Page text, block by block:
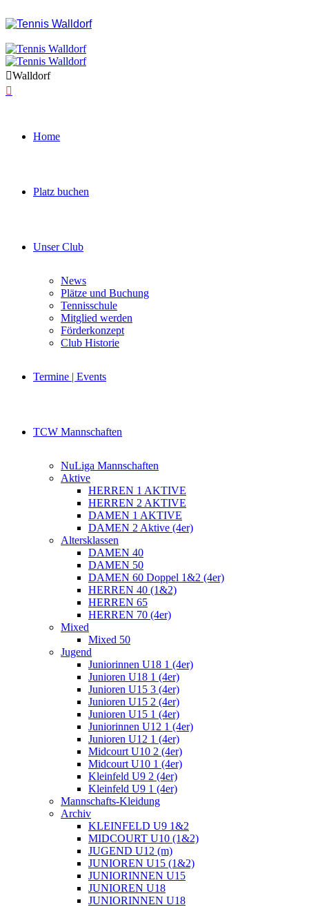
Walldorf
Home
Platz buchen
Unser Club
News
Plätze und Buchung
Tennisschule
Mitglied werden
Förderkonzept
Club Historie
Termine | Events
TCW Mannschaften
NuLiga Mannschaften
Aktive
HERREN 1 AKTIVE
HERREN 2 AKTIVE
DAMEN 1 AKTIVE
DAMEN 2 Aktive (4er)
Altersklassen
DAMEN 40
DAMEN 50
DAMEN 60 Doppel 1&2 (4er)
HERREN 40 (1&2)
HERREN 65
HERREN 70 (4er)
Mixed
Mixed 50
Jugend
Juniorinnen U18 1 (4er)
Junioren U18 1 (4er)
Junioren U15 3 (4er)
Junioren U15 2 (4er)
Junioren U15 1 (4er)
Juniorinnen U12 1 (4er)
Junioren U12 1 (4er)
Midcourt U10 2 (4er)
Midcourt U10 1 (4er)
Kleinfeld U9 2 (4er)
Kleinfeld U9 1 (4er)
Mannschafts-Kleidung
Archiv
KLEINFELD U9 1&2
MIDCOURT U10 (1&2)
JUGEND U12 (m)
JUNIOREN U15 (1&2)
JUNIORINNEN U15
JUNIOREN U18
JUNIORINNEN U18